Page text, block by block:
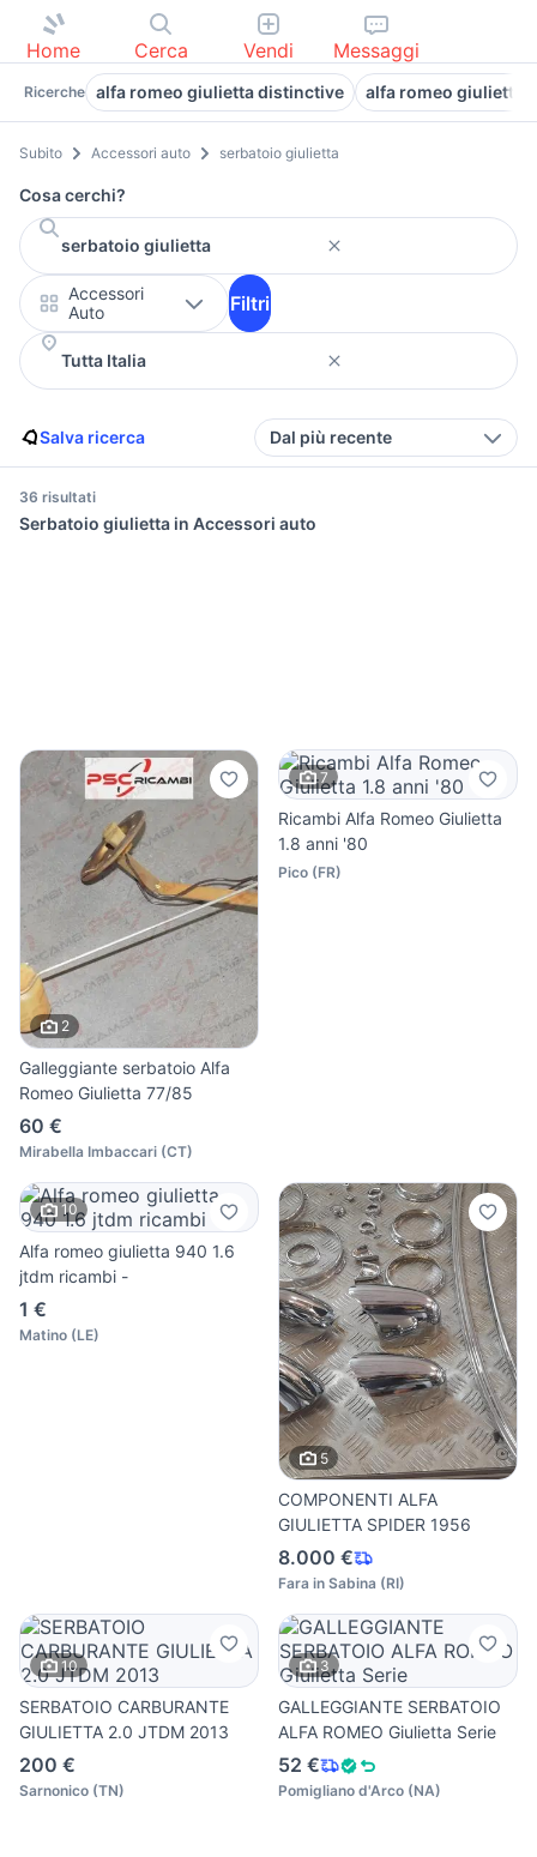
Home Cerca Vendi Messaggi
Ricerche alfa romeo giulietta distinctive alfa romeo giulietta
Subito Accessori auto serbatoio giulietta
Cosa cerchi?
Accessori
Auto
Filtri
Salva ricerca Dal più recente
36 risultati
Serbatoio giulietta in Accessori auto
2
Galleggiante serbatoio Alfa
Romeo Giulietta 77/85
60 €
Mirabella Imbaccari (CT)
7
Ricambi Alfa Romeo Giulietta
1.8 anni '80
Pico (FR)
10
Alfa romeo giulietta 940 1.6
jtdm ricambi -
1 €
Matino (LE)
5
COMPONENTI ALFA
GIULIETTA SPIDER 1956
8.000 €
Fara in Sabina (RI)
10
SERBATOIO CARBURANTE
GIULIETTA 2.0 JTDM 2013
200 €
Sarnonico (TN)
3
GALLEGGIANTE SERBATOIO
ALFA ROMEO Giulietta Serie
52 €
Pomigliano d'Arco (NA)